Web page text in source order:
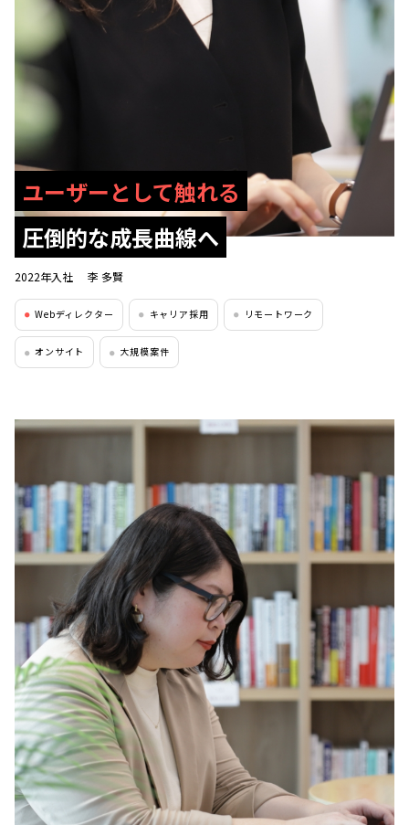
ユーザーとして触れる
圧倒的な成長曲線へ
2022年入社 李 多賢
● Webディレクター ● キャリア採用 ● リモートワーク
● オンサイト ● 大規模案件